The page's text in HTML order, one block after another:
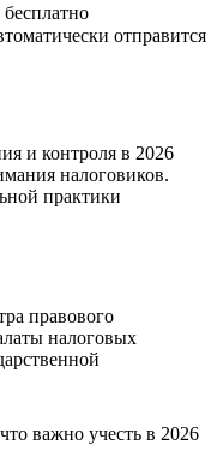
бесплатно
отправится
и контроля в 2026
налоговиков.
практики
правового
налоговых
важно учесть в 2026